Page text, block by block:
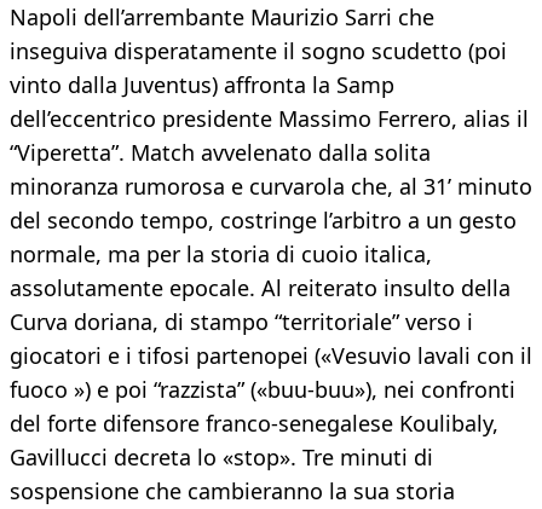
Napoli dell’arrembante Maurizio Sarri che
inseguiva disperatamente il sogno scudetto (poi
vinto dalla Juventus) affronta la Samp
dell’eccentrico presidente Massimo Ferrero, alias il
“Viperetta”. Match avvelenato dalla solita
minoranza rumorosa e curvarola che, al 31’ minuto
del secondo tempo, costringe l’arbitro a un gesto
normale, ma per la storia di cuoio italica,
assolutamente epocale. Al reiterato insulto della
Curva doriana, di stampo “territoriale” verso i
giocatori e i tifosi partenopei («Vesuvio lavali con il
fuoco ») e poi “razzista” («buu-buu»), nei confronti
del forte difensore franco-senegalese Koulibaly,
Gavillucci decreta lo «stop». Tre minuti di
sospensione che cambieranno la sua storia